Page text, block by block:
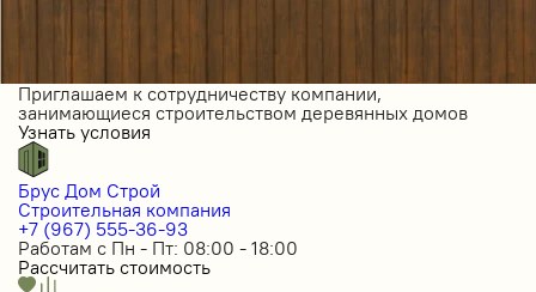
Приглашаем к сотрудничеству компании,
занимающиеся строительством деревянных домов
Узнать условия
Брус Дом Строй
Строительная компания
+7 (967) 555-36-93
Работам с Пн - Пт: 08:00 - 18:00
Рассчитать стоимость